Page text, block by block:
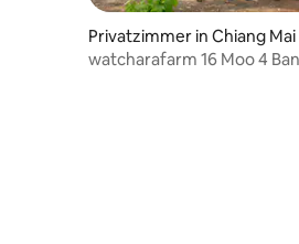
Privatzimmer in Chiang Mai
watcharafarm 16 Moo 4